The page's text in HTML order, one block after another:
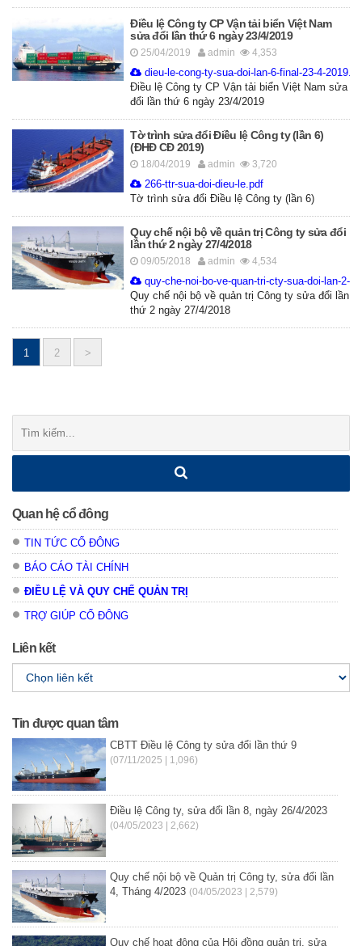
Điều lệ Công ty CP Vận tải biển Việt Nam
sửa đổi lần thứ 6 ngày 23/4/2019
25/04/2019 admin 4,353
dieu-le-cong-ty-sua-doi-lan-6-final-23-4-
Điều lệ Công ty CP Vận tải biển Việt Nam sửa
đổi lần thứ 6 ngày 23/4/2019
Tờ trình sửa đổi Điều lệ Công ty (lần 6)
(ĐHĐ CĐ 2019)
18/04/2019 admin 3,720
266-ttr-sua-doi-dieu-le.pdf
Tờ trình sửa đổi Điều lệ Công ty (lần 6)
Quy chế nội bộ về quản trị Công ty sửa đổi
lần thứ 2 ngày 27/4/2018
09/05/2018 admin 4,534
quy-che-noi-bo-ve-quan-tri-cty-sua-doi-lan-2-
Quy chế nội bộ về quản trị Công ty sửa đổi lần
thứ 2 ngày 27/4/2018
Posts
1 2 >
kiếm:
Quan hệ cổ đông
TIN TỨC CỔ ĐÔNG
BÁO CÁO TÀI CHÍNH
ĐIỀU LỆ VÀ QUY CHẾ QUẢN TRỊ
TRỢ GIÚP CỔ ĐÔNG
Liên kết
Tin được quan tâm
CBTT Điều lệ Công ty sửa đổi lần thứ 9
(07/11/2025 | 1,096)
Điều lệ Công ty, sửa đổi lần 8, ngày 26/4/2023
(04/05/2023 | 2,662)
Quy chế nội bộ về Quản trị Công ty, sửa đổi lần
4, Tháng 4/2023 (04/05/2023 | 2,579)
Quy chế hoạt động của Hội đồng quản trị, sửa